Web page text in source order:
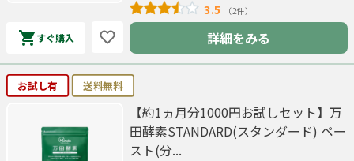
3.5 （2件）
すぐ購入 詳細をみる
お試し有 送料無料
【約1ヵ月分1000円お試しセット】万
田酵素STANDARD(スタンダード) ペー
スト(分...